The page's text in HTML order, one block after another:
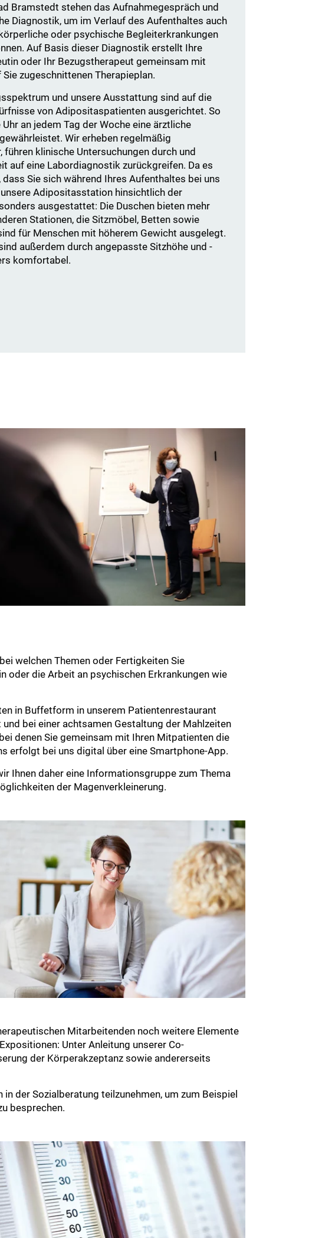
Bramstedt stehen das Aufnahmegespräch und
Diagnostik, um im Verlauf des Aufenthaltes auch
oder psychische Begleiterkrankungen
Auf Basis dieser Diagnostik erstellt Ihre
oder Ihr Bezugstherapeut gemeinsam mit
Sie zugeschnittenen Therapieplan.
und unsere Ausstattung sind auf die
von Adipositaspatienten ausgerichtet. So
an jedem Tag der Woche eine ärztliche
Wir erheben regelmäßig
führen klinische Untersuchungen durch und
auf eine Labordiagnostik zurückgreifen. Da es
Sie sich während Ihres Aufenthaltes bei uns
Adipositasstation hinsichtlich der
ausgestattet: Die Duschen bieten mehr
Stationen, die Sitzmöbel, Betten sowie
für Menschen mit höherem Gewicht ausgelegt.
außerdem durch angepasste Sitzhöhe und -
komfortabel.
welchen Themen oder Fertigkeiten Sie
oder die Arbeit an psychischen Erkrankungen wie
in Buffetform in unserem Patientenrestaurant
bei einer achtsamen Gestaltung der Mahlzeiten
denen Sie gemeinsam mit Ihren Mitpatienten die
erfolgt bei uns digital über eine Smartphone-App.
Ihnen daher eine Informationsgruppe zum Thema
der Magenverkleinerung.
Mitarbeitenden noch weitere Elemente
Unter Anleitung unserer Co-
der Körperakzeptanz sowie andererseits
der Sozialberatung teilzunehmen, um zum Beispiel
besprechen.